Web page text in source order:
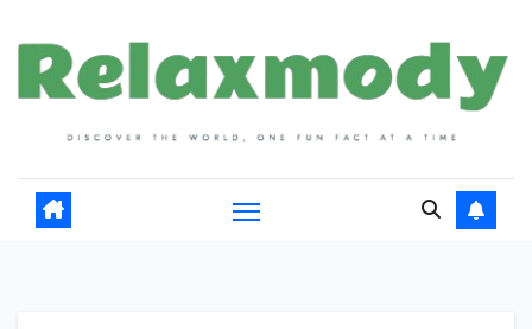
content